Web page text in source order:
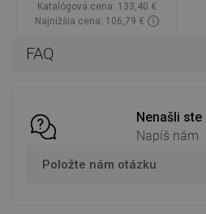
FAQ
Nenašli
Napíš nám
Položte nám otázku
Katalógová cena: 133,40 €
Najnižšia cena: 106,79 €